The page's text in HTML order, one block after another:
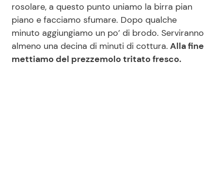
rosolare, a questo punto uniamo la birra pian
piano e facciamo sfumare. Dopo qualche
minuto aggiungiamo un po’ di brodo. Serviranno
almeno una decina di minuti di cottura. Alla fine
mettiamo del prezzemolo tritato fresco.